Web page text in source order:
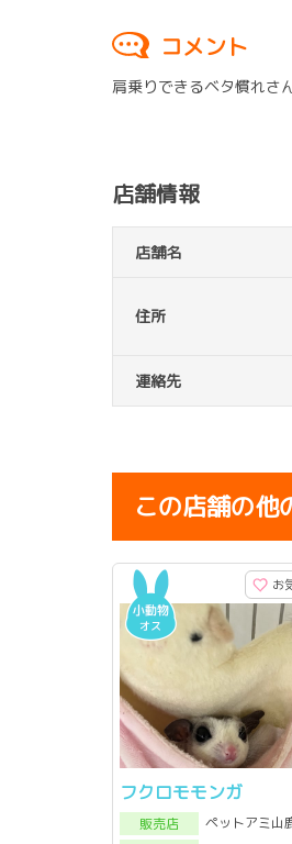
コメント
肩乗りできるベタ慣れさ
店舗情報
店舗名
住所
連絡先
この店舗の他
お
フクロモモンガ
販売店
ペットアミ山